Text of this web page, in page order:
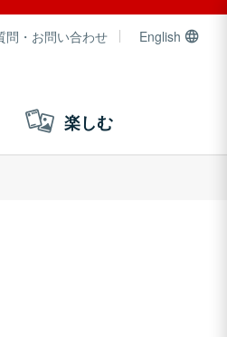
問・お問い合わせ English
楽しむ